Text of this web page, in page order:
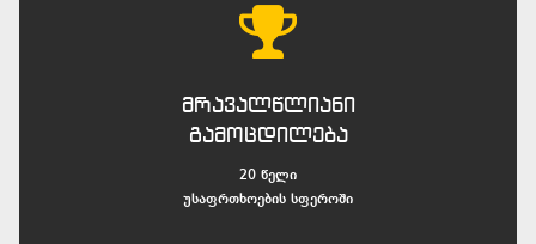
მრავალწლიანი
გამოცდილება
20 წელი
უსაფრთხოების სფეროში